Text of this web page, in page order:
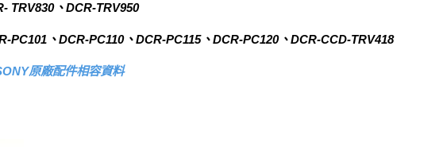
TRV830、DCR-TRV950
PC101、DCR-PC110、DCR-PC115、DCR-PC120、DCR-CCD-TRV418
原廠配件相容資料